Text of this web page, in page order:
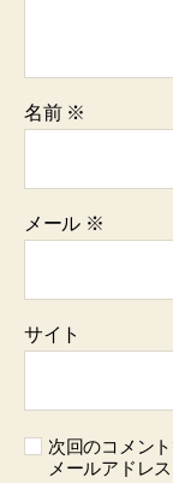
名前 ※
メール ※
サイト
次回のコメン
メールアドレ